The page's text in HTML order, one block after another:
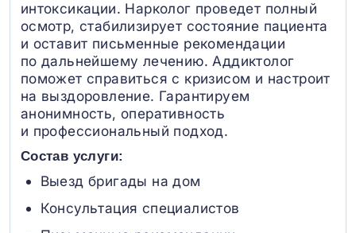
интоксикации. Нарколог проведет полный
осмотр, стабилизирует состояние пациента
и оставит письменные рекомендации
по дальнейшему лечению. Аддиктолог
поможет справиться с кризисом и настроит
на выздоровление. Гарантируем
анонимность, оперативность
и профессиональный подход.
Состав услуги:
Выезд бригады на дом
Консультация специалистов